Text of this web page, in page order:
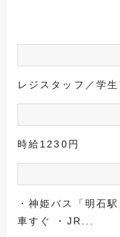
レジスタッフ／学生
時給1230円
・神姫バス「明石
車すぐ ・JR...